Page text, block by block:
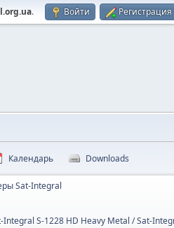
. Войти Регистрация
Календарь Downloads
Sat-Integral
S-1228 HD Heavy Metal / Sat-